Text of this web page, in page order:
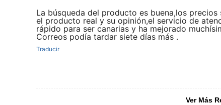
La búsqueda del producto es buena,los
el producto real y su opinión,el servicio de
rápido para ser canarias y ha mejorado
Correos podía tardar siete días más .
Traducir
Ver Más